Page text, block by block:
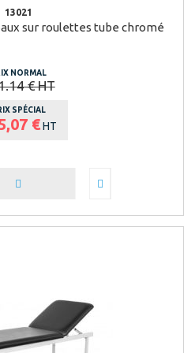
13021
sur roulettes tube chromé
NORMAL
€ HT
SPÉCIAL
€ HT